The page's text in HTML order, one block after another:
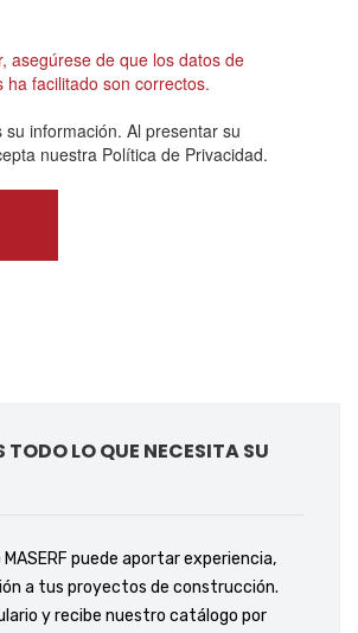
asegúrese de que los datos de
ha facilitado son correctos.
su información. Al presentar su
nuestra Política de Privacidad.
TODO LO QUE NECESITA SU
puede aportar experiencia,
a tus proyectos de construcción.
y recibe nuestro catálogo por